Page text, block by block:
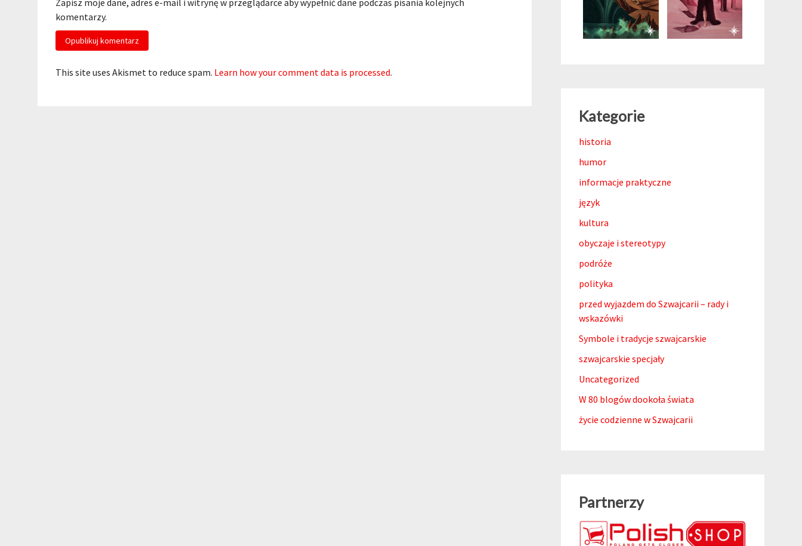
Zapisz moje dane, adres e-mail i witrynę w przeglądarce aby wypełnić dane podczas pisania kolejnych
komentarzy.
This site uses Akismet to reduce spam. Learn how your comment data is processed.
Kategorie
historia
humor
informacje praktyczne
język
kultura
obyczaje i stereotypy
podróże
polityka
przed wyjazdem do Szwajcarii – rady i
wskazówki
Symbole i tradycje szwajcarskie
szwajcarskie specjały
Uncategorized
W 80 blogów dookoła świata
życie codzienne w Szwajcarii
Partnerzy